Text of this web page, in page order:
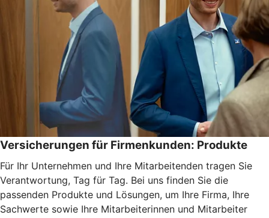
Versicherungen für Firmenkunden: Produkte
Für Ihr Unternehmen und Ihre Mitarbeitenden tragen Sie
Verantwortung, Tag für Tag. Bei uns finden Sie die
passenden Produkte und Lösungen, um Ihre Firma, Ihre
Sachwerte sowie Ihre Mitarbeiterinnen und Mitarbeiter